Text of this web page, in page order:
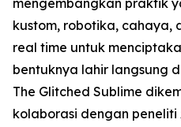
mengembangkan praktik
kustom, robotika, cahaya,
real time untuk
bentuknya lahir langsung
The Glitched Sublime
kolaborasi dengan